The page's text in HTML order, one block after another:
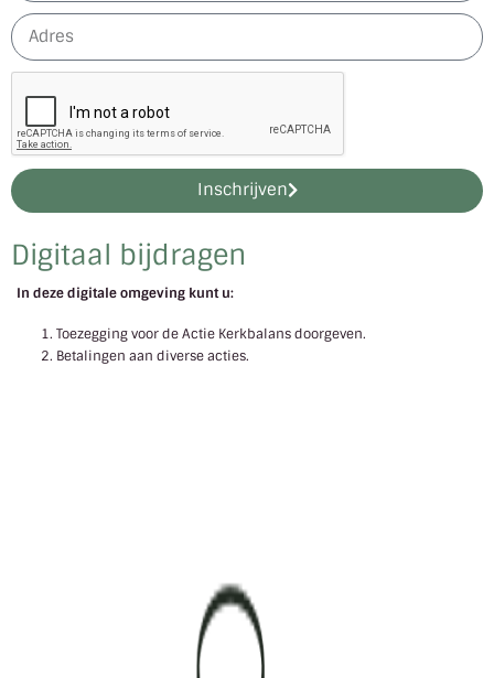
Digitaal bijdragen
In deze digitale omgeving kunt u:
Toezegging voor de Actie Kerkbalans doorgeven.
Betalingen aan diverse acties.
Inschrijven